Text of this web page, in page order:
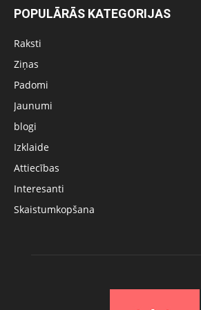
POPULĀRĀS KATEGORIJAS
Raksti
Ziņas
Padomi
Jaunumi
blogi
Izklaide
Attiecības
Interesanti
Skaistumkopšana